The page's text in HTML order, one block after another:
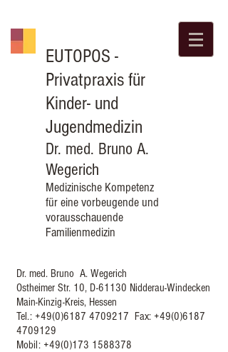
EUTOPOS -
Privatpraxis für
Kinder- und
Jugendmedizin
Dr. med. Bruno A.
Wegerich
Medizinische Kompetenz
für eine vorbeugende und
vorausschauende
Familienmedizin
Dr. med. Bruno A. Wegerich
Ostheimer Str. 10, D-61130 Nidderau-Windecken
Main-Kinzig-Kreis, Hessen
Tel.: +49(0)6187 4709217 Fax: +49(0)6187
4709129
Mobil: +49(0)173 1588378